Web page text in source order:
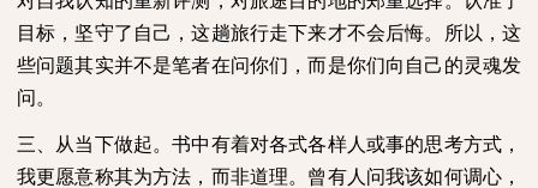
目标，坚守了自己，这趟旅行走下来才不会后悔。所以，这
些问题其实并不是笔者在问你们，而是你们向自己的灵魂发
问。
三、从当下做起。书中有着对各式各样人或事的思考方式，
我更愿意称其为方法，而非道理。曾有人问我该如何调心，